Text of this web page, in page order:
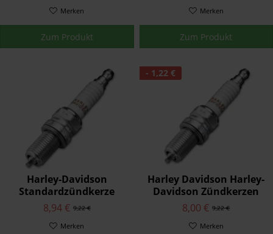
29400022A
Merken
Zum Produkt
29400118
Merken
Zum Produkt
Harley-Davidson
Standardzündkerze
32337-04
9,22 €
8,94 €
Merken
- 1,22 €
Harley Davidson Harley-
Davidson Zündkerzen
der Serienausstattung
32338-04
9,22 €
8,00 €
Merken